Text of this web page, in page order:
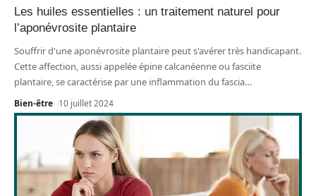
Les huiles essentielles : un traitement naturel pour
l’aponévrosite plantaire
Souffrir d'une aponévrosite plantaire peut s'avérer très handicapant.
Cette affection, aussi appelée épine calcanéenne ou fasciite
plantaire, se caractérise par une inflammation du fascia…
Bien-être 10 juillet 2024